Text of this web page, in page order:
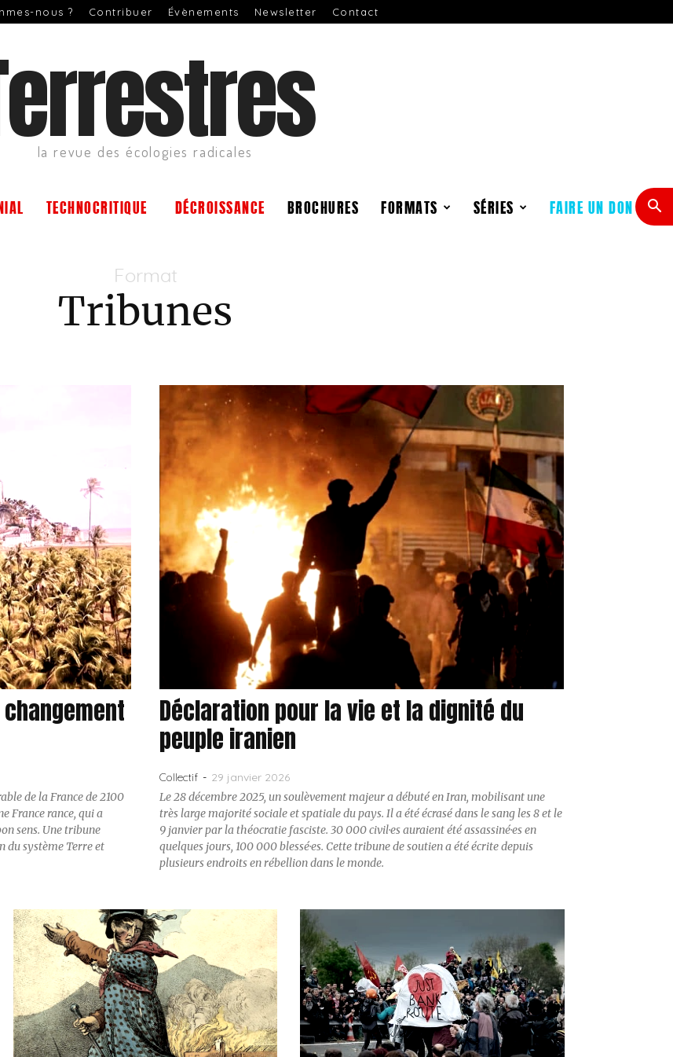
nous ? Contribuer Évènements Newsletter Contact
la revue des écologies radicales
TECHNOCRITIQUE DÉCROISSANCE BROCHURES FORMATS SÉRIES FAIRE UN DON
Format
Tribunes
de la France de 2100
France rance, qui a
sens. Une tribune
du système Terre et
Déclaration pour la vie et la dignité du
peuple iranien
Collectif - 29 janvier 2026
Le 28 décembre 2025, un soulèvement majeur a débuté en Iran, mobilisant une
très large majorité sociale et spatiale du pays. Il a été écrasé dans le sang les 8 et le
9 janvier par la théocratie fasciste. 30 000 civil·es auraient été assassiné·es en
quelques jours, 100 000 blessé·es. Cette tribune de soutien a été écrite depuis
plusieurs endroits en rébellion dans le monde.